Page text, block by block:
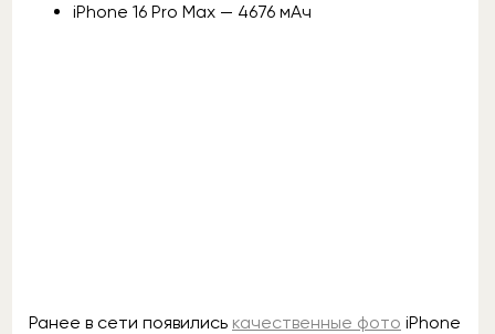
iPhone 16 Pro Max — 4676 мАч
Ранее в сети появились качественные фото iPhone